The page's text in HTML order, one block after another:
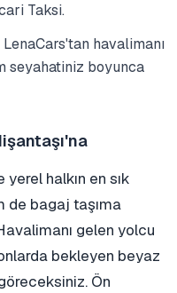
Taksi.
LenaCars'tan havalimanı
seyahatiniz boyunca
yerel halkın en sık
de bagaj taşıma
gelen yolcu
bekleyen beyaz
Ön